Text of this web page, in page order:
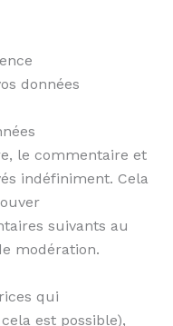
données
le commentaire et
indéfiniment. Cela
suivants au
modération.
qui
est possible),